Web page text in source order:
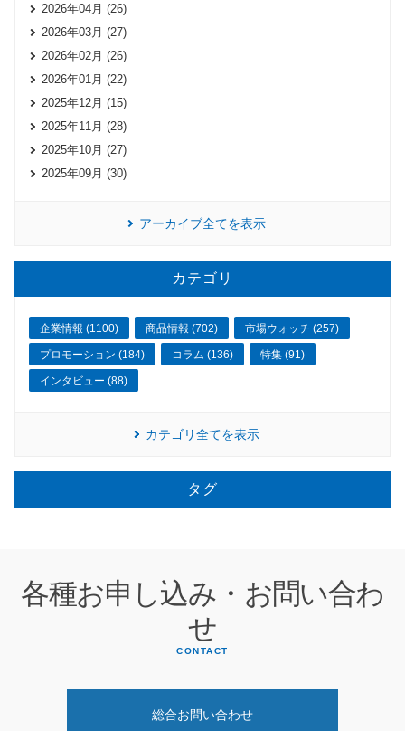
2026年04月 (26)
2026年03月 (27)
2026年02月 (26)
2026年01月 (22)
2025年12月 (15)
2025年11月 (28)
2025年10月 (27)
2025年09月 (30)
アーカイブ全てを表示
カテゴリ
企業情報 (1100) 商品情報 (702) 市場ウォッチ (257)
プロモーション (184) コラム (136) 特集 (91)
インタビュー (88)
カテゴリ全てを表示
タグ
各種お申し込み・お問い合わ
せ
CONTACT
総合お問い合わせ